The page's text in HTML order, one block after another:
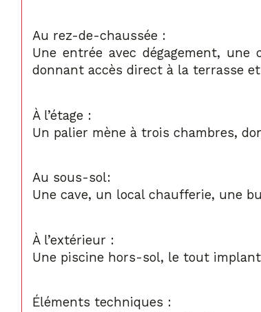
Au rez-de-chaussée :
Une entrée avec dégagement,
donnant accès direct à la terrasse
À l’étage :
Un palier mène à trois chambres,
Au sous-sol:
Une cave, un local chaufferie, une
À l’extérieur :
Une piscine hors-sol, le tout
Éléments techniques :